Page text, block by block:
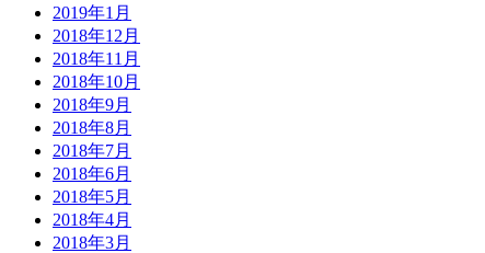
2019年1月
2018年12月
2018年11月
2018年10月
2018年9月
2018年8月
2018年7月
2018年6月
2018年5月
2018年4月
2018年3月